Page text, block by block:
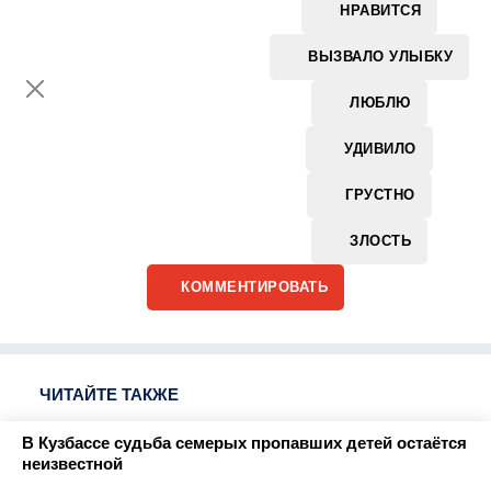
НРАВИТСЯ
ВЫЗВАЛО УЛЫБКУ
ЛЮБЛЮ
УДИВИЛО
ГРУСТНО
ЗЛОСТЬ
КОММЕНТИРОВАТЬ
ЧИТАЙТЕ ТАКЖЕ
В Кузбассе судьба семерых пропавших детей остаётся
неизвестной